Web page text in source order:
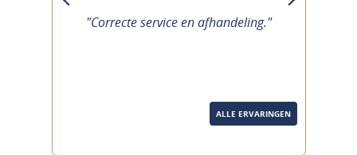
"Correcte service en afhandeling."
next
ALLE ERVARINGEN